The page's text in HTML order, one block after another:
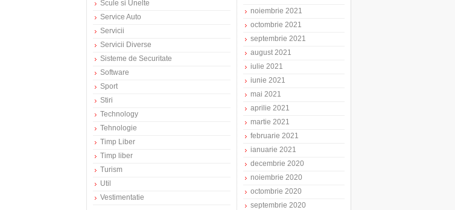
Scule si Unelte
Service Auto
Servicii
Servicii Diverse
Sisteme de Securitate
Software
Sport
Stiri
Technology
Tehnologie
Timp Liber
Timp liber
Turism
Util
Vestimentatie
noiembrie 2021
octombrie 2021
septembrie 2021
august 2021
iulie 2021
iunie 2021
mai 2021
aprilie 2021
martie 2021
februarie 2021
ianuarie 2021
decembrie 2020
noiembrie 2020
octombrie 2020
septembrie 2020